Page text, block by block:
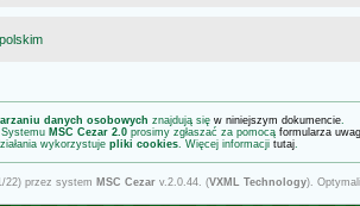
danych osobowych znajdują się w niniejszym dokumencie.
Systemu MSC Cezar 2.0 prosimy zgłaszać za pomocą formularza uwag
wykorzystuje pliki cookies. Więcej informacji tutaj.
22) przez system MSC Cezar v.2.0.44. (VXML Technology).